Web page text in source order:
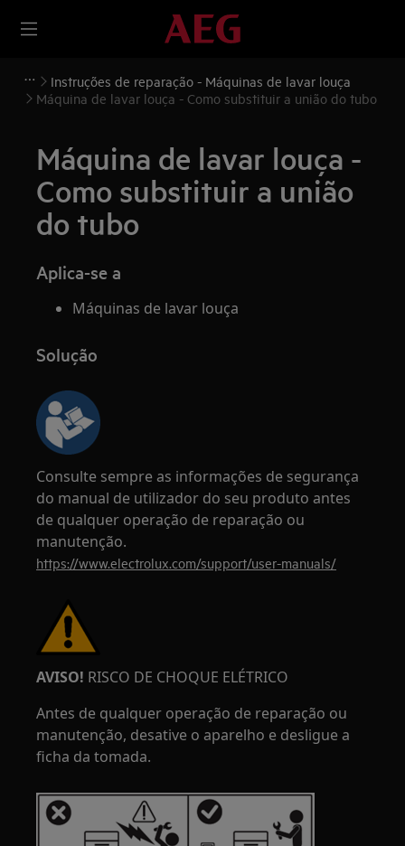
Instruções de reparação - Máquinas de lavar louça
Máquina de lavar louça - Como substituir a união do tubo
Máquina de lavar louça -
Como substituir a união
do tubo
Aplica-se a
Máquinas de lavar louça
Solução
Consulte sempre as informações de segurança
do manual de utilizador do seu produto antes
de qualquer operação de reparação ou
manutenção.
https://www.electrolux.com/support/user-manuals/
AVISO! RISCO DE CHOQUE ELÉTRICO
Antes de qualquer operação de reparação ou
manutenção, desative o aparelho e desligue a
ficha da tomada.